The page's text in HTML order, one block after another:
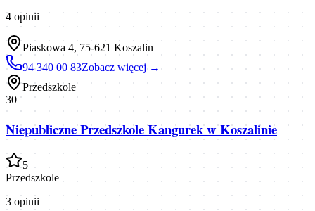
4 opinii
Piaskowa 4, 75-621 Koszalin
94 340 00 83Zobacz więcej →
Przedszkole
30
Niepubliczne Przedszkole Kangurek w Koszalinie
5
Przedszkole
3 opinii